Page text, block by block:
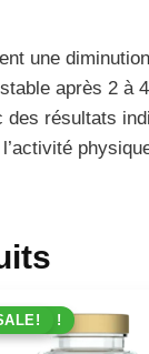
une
après 2 à 4
des résultats
!